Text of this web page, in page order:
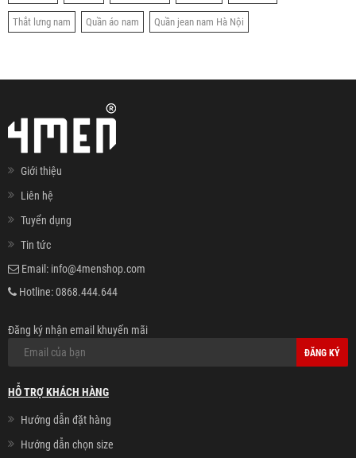
Thắt lưng nam Quần áo nam Quần jean nam Hà Nội
Giới thiệu
Liên hệ
Tuyển dụng
Tin tức
Email: info@4menshop.com
Hotline:0868.444.644
Đăng ký nhận email khuyến mãi
ĐĂNG KÝ
HỖ TRỢ KHÁCH HÀNG
Hướng dẫn đặt hàng
Hướng dẫn chọn size